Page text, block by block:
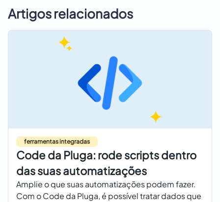
Artigos relacionados
ferramentas integradas
Code da Pluga: rode scripts dentro
das suas automatizações
Amplie o que suas automatizações podem fazer.
Com o Code da Pluga, é possível tratar dados que